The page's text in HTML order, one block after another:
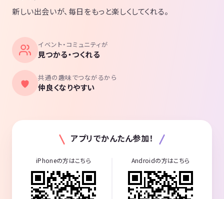
新しい出会いが、毎日をもっと楽しくしてくれる。
イベント・コミュニティが
見つかる・つくれる
共通の趣味でつながるから
仲良くなりやすい
アプリでかんたん参加！
iPhoneの方はこちら Androidの方はこちら